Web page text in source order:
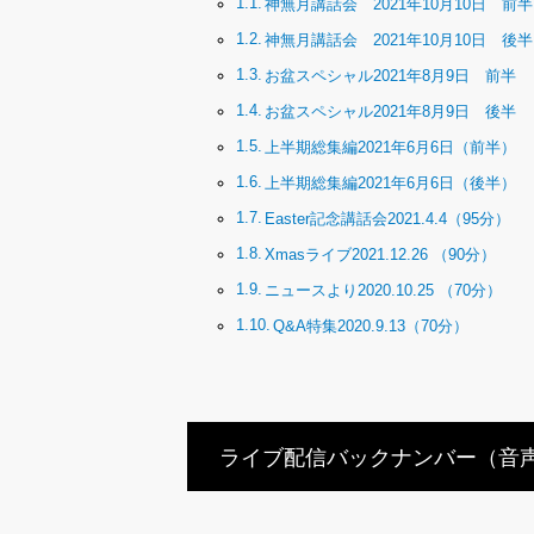
神無月講話会 2021年10月10日 前半
神無月講話会 2021年10月10日 後半
お盆スペシャル2021年8月9日 前半
お盆スペシャル2021年8月9日 後半
上半期総集編2021年6月6日（前半）
上半期総集編2021年6月6日（後半）
Easter記念講話会2021.4.4（95分）
Xmasライブ2021.12.26 （90分）
ニュースより2020.10.25 （70分）
Q&A特集2020.9.13（70分）
ライブ配信バックナンバー（音